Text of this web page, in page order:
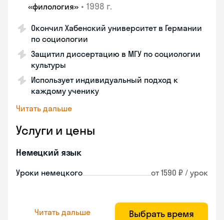
«филология» • 1998 г.
Окончил Хабенский университет в Германии
по социологии
Защитил диссертацию в МГУ по социологии
культуры
Использует индивидуальный подход к
каждому ученику
Читать дальше
Услуги и цены
Немецкий язык
Уроки немецкого от 1590 ₽ / урок
Читать дальше Выбрать время